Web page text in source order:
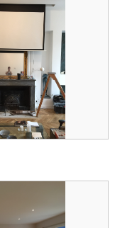
son et image
le salon